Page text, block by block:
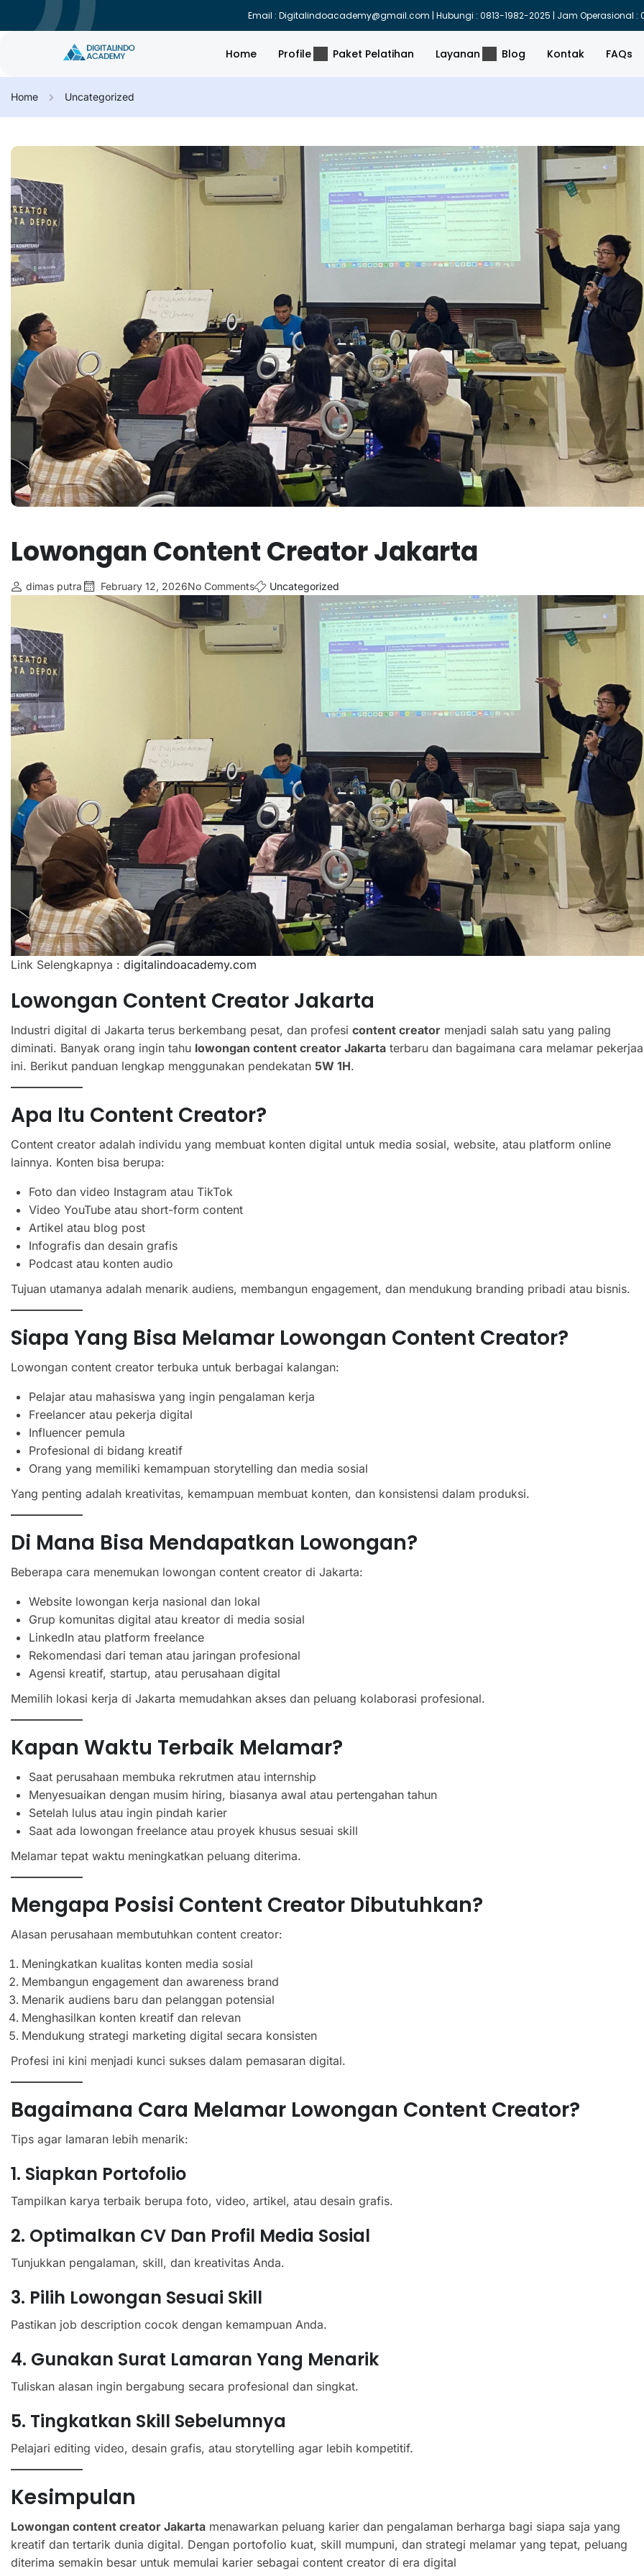
Email : Digitalindoacademy@gmail.com | Hubungi : 0813-1982-2025 | Jam Operasional :
Home Profile Paket Pelatihan Layanan Blog Kontak FAQs
Home Uncategorized
Lowongan Content Creator Jakarta
dimas putra February 12, 2026No Comments Uncategorized
Link Selengkapnya : digitalindoacademy.com
Lowongan Content Creator Jakarta
Industri digital di Jakarta terus berkembang pesat, dan profesi content creator menjadi salah satu yang paling
diminati. Banyak orang ingin tahu lowongan content creator Jakarta terbaru dan bagaimana cara melamar
ini. Berikut panduan lengkap menggunakan pendekatan 5W 1H.
Apa Itu Content Creator?
Content creator adalah individu yang membuat konten digital untuk media sosial, website, atau platform online
lainnya. Konten bisa berupa:
Foto dan video Instagram atau TikTok
Video YouTube atau short-form content
Artikel atau blog post
Infografis dan desain grafis
Podcast atau konten audio
Tujuan utamanya adalah menarik audiens, membangun engagement, dan mendukung branding pribadi atau bisnis.
Siapa Yang Bisa Melamar Lowongan Content Creator?
Lowongan content creator terbuka untuk berbagai kalangan:
Pelajar atau mahasiswa yang ingin pengalaman kerja
Freelancer atau pekerja digital
Influencer pemula
Profesional di bidang kreatif
Orang yang memiliki kemampuan storytelling dan media sosial
Yang penting adalah kreativitas, kemampuan membuat konten, dan konsistensi dalam produksi.
Di Mana Bisa Mendapatkan Lowongan?
Beberapa cara menemukan lowongan content creator di Jakarta:
Website lowongan kerja nasional dan lokal
Grup komunitas digital atau kreator di media sosial
LinkedIn atau platform freelance
Rekomendasi dari teman atau jaringan profesional
Agensi kreatif, startup, atau perusahaan digital
Memilih lokasi kerja di Jakarta memudahkan akses dan peluang kolaborasi profesional.
Kapan Waktu Terbaik Melamar?
Saat perusahaan membuka rekrutmen atau internship
Menyesuaikan dengan musim hiring, biasanya awal atau pertengahan tahun
Setelah lulus atau ingin pindah karier
Saat ada lowongan freelance atau proyek khusus sesuai skill
Melamar tepat waktu meningkatkan peluang diterima.
Mengapa Posisi Content Creator Dibutuhkan?
Alasan perusahaan membutuhkan content creator:
Meningkatkan kualitas konten media sosial
Membangun engagement dan awareness brand
Menarik audiens baru dan pelanggan potensial
Menghasilkan konten kreatif dan relevan
Mendukung strategi marketing digital secara konsisten
Profesi ini kini menjadi kunci sukses dalam pemasaran digital.
Bagaimana Cara Melamar Lowongan Content Creator?
Tips agar lamaran lebih menarik:
1. Siapkan Portofolio
Tampilkan karya terbaik berupa foto, video, artikel, atau desain grafis.
2. Optimalkan CV Dan Profil Media Sosial
Tunjukkan pengalaman, skill, dan kreativitas Anda.
3. Pilih Lowongan Sesuai Skill
Pastikan job description cocok dengan kemampuan Anda.
4. Gunakan Surat Lamaran Yang Menarik
Tuliskan alasan ingin bergabung secara profesional dan singkat.
5. Tingkatkan Skill Sebelumnya
Pelajari editing video, desain grafis, atau storytelling agar lebih kompetitif.
Kesimpulan
Lowongan content creator Jakarta menawarkan peluang karier dan pengalaman berharga bagi siapa saja yang
kreatif dan tertarik dunia digital. Dengan portofolio kuat, skill mumpuni, dan strategi melamar yang tepat, peluang
diterima semakin besar untuk memulai karier sebagai content creator di era digital